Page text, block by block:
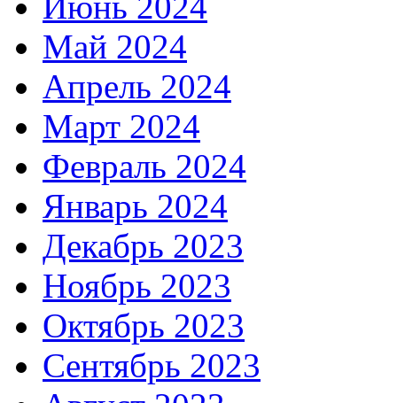
Май 2024
Апрель 2024
Март 2024
Февраль 2024
Январь 2024
Декабрь 2023
Ноябрь 2023
Октябрь 2023
Сентябрь 2023